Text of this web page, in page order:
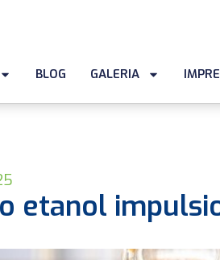
BLOG GALERIA
etanol